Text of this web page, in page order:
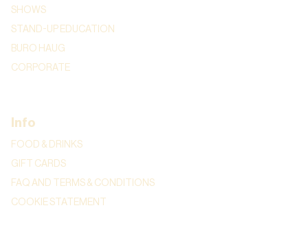
SHOWS
STAND-UP EDUCATION
BURO HAUG
CORPORATE
Info
FOOD & DRINKS
GIFT CARDS
FAQ AND TERMS & CONDITIONS
COOKIE STATEMENT